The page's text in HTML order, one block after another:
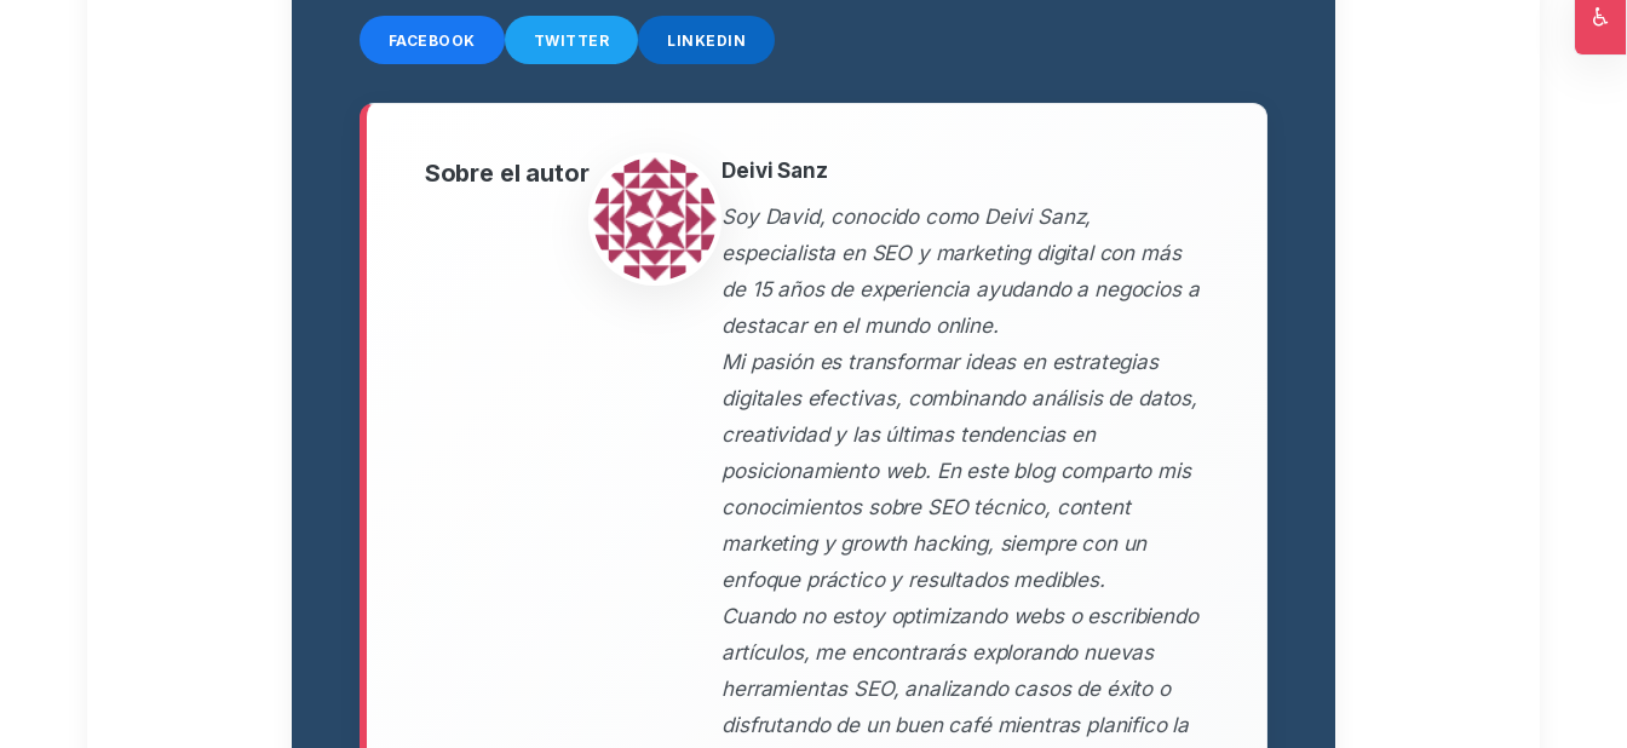
FACEBOOK TWITTER LINKEDIN
Sobre el autor
Deivi Sanz
Soy David, conocido como Deivi Sanz,
especialista en SEO y marketing digital con más
de 15 años de experiencia ayudando a negocios a
destacar en el mundo online.
Mi pasión es transformar ideas en estrategias
digitales efectivas, combinando análisis de datos,
creatividad y las últimas tendencias en
posicionamiento web. En este blog comparto mis
conocimientos sobre SEO técnico, content
marketing y growth hacking, siempre con un
enfoque práctico y resultados medibles.
Cuando no estoy optimizando webs o escribiendo
artículos, me encontrarás explorando nuevas
herramientas SEO, analizando casos de éxito o
disfrutando de un buen café mientras planifico la
♿